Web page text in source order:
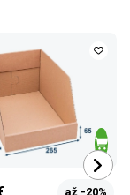
až -20%